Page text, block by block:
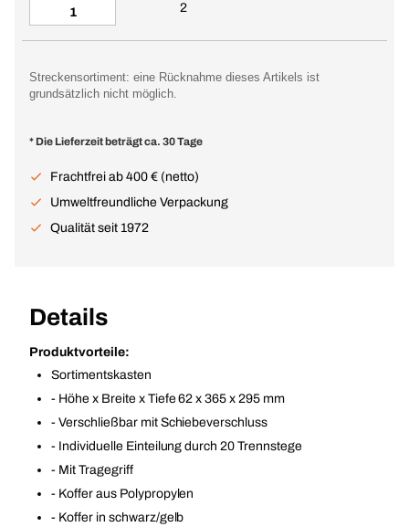
2
Streckensortiment: eine Rücknahme dieses Artikels ist
grundsätzlich nicht möglich.
* Die Lieferzeit beträgt ca. 30 Tage
Frachtfrei ab 400 € (netto)
Umweltfreundliche Verpackung
Qualität seit 1972
Details
Produktvorteile:
Sortimentskasten
- Höhe x Breite x Tiefe 62 x 365 x 295 mm
- Verschließbar mit Schiebeverschluss
- Individuelle Einteilung durch 20 Trennstege
- Mit Tragegriff
- Koffer aus Polypropylen
- Koffer in schwarz/gelb